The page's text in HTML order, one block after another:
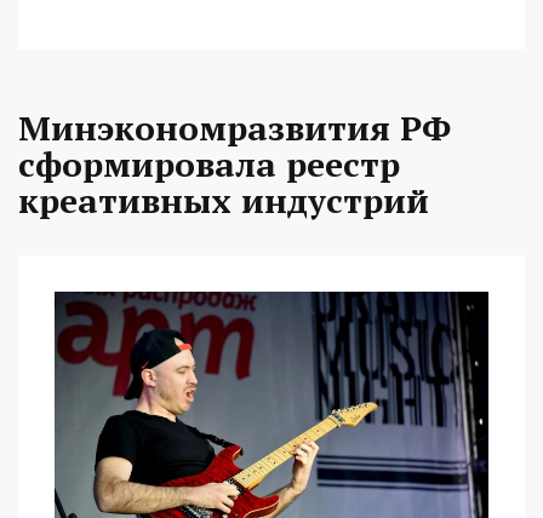
Минэкономразвития РФ
сформировала реестр
креативных индустрий